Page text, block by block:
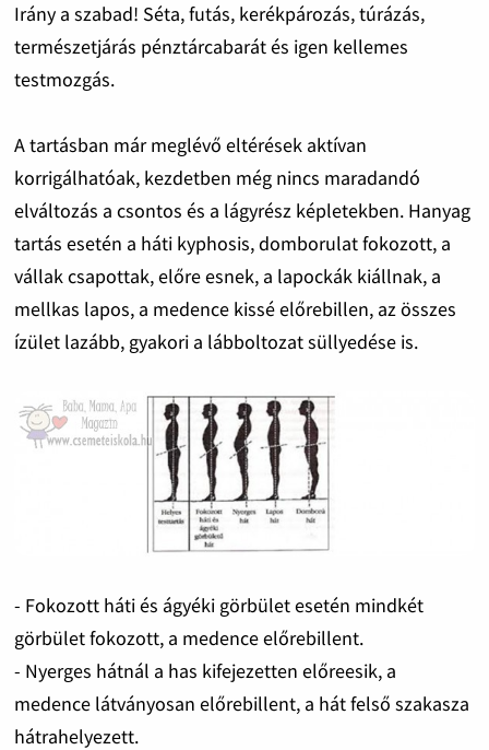
Irány a szabad! Séta, futás, kerékpározás, túrázás,
természetjárás pénztárcabarát és igen kellemes
testmozgás.
A tartásban már meglévő eltérések aktívan
korrigálhatóak, kezdetben még nincs maradandó
elváltozás a csontos és a lágyrész képletekben. Hanyag
tartás esetén a háti kyphosis, domborulat fokozott, a
vállak csapottak, előre esnek, a lapockák kiállnak, a
mellkas lapos, a medence kissé előrebillen, az összes
ízület lazább, gyakori a lábboltozat süllyedése is.
- Fokozott háti és ágyéki görbület esetén mindkét
görbület fokozott, a medence előrebillent.
- Nyerges hátnál a has kifejezetten előreesik, a
medence látványosan előrebillent, a hát felső szakasza
hátrahelyezett.